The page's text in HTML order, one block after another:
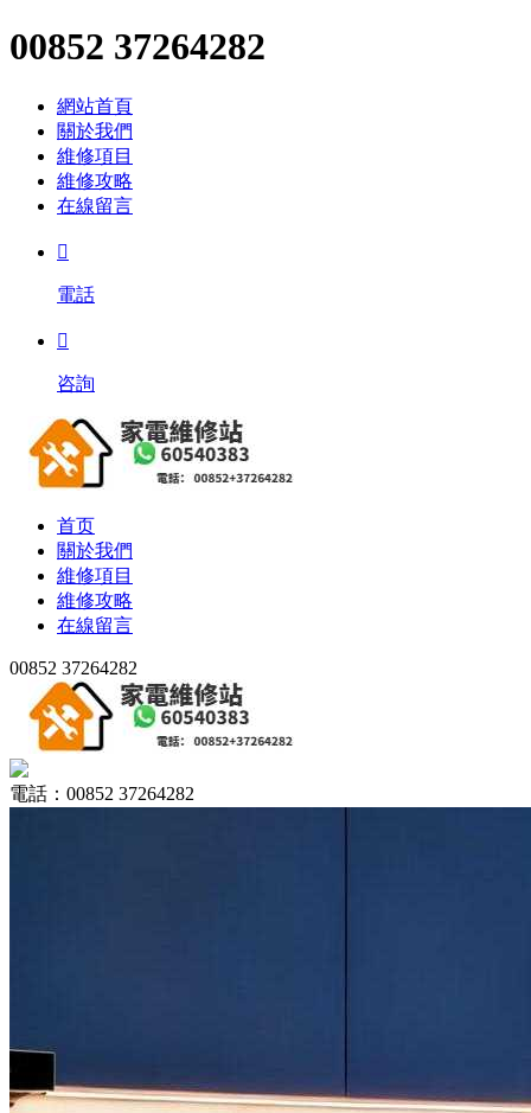
00852 37264282
網站首頁
關於我們
維修項目
維修攻略
在線留言

電話

咨詢
首页
關於我們
維修項目
維修攻略
在線留言
00852 37264282
電話：00852 37264282